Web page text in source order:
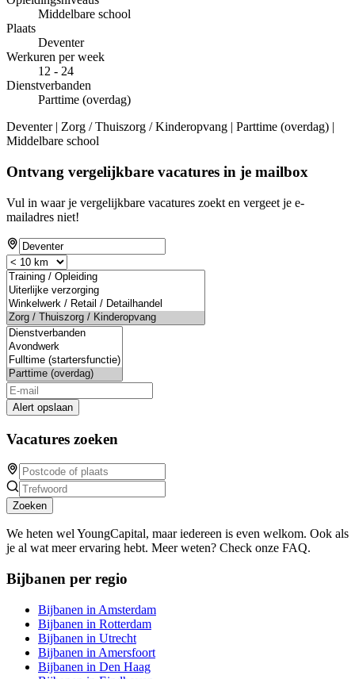
Middelbare school
Plaats
Deventer
Werkuren per week
12 - 24
Dienstverbanden
Parttime (overdag)
Deventer | Zorg / Thuiszorg / Kinderopvang | Parttime (overdag) |
Middelbare school
Ontvang vergelijkbare vacatures in je mailbox
Vul in waar je vergelijkbare vacatures zoekt en vergeet je e-
mailadres niet!
Alert opslaan
Vacatures zoeken
Zoeken
We heten wel YoungCapital, maar iedereen is even welkom. Ook als
je al wat meer ervaring hebt. Meer weten? Check onze FAQ.
Bijbanen per regio
Bijbanen in Amsterdam
Bijbanen in Rotterdam
Bijbanen in Utrecht
Bijbanen in Amersfoort
Bijbanen in Den Haag